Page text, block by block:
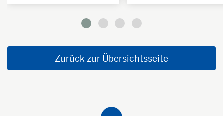
Zurück zur Übersichtsseite